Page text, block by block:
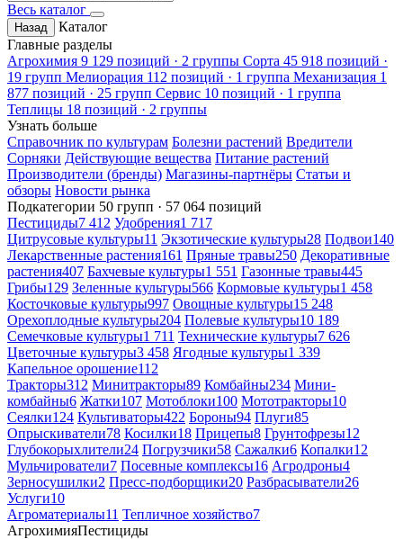
Весь каталог
Назад
Каталог
Главные разделы
Агрохимия 9 129 позиций · 2 группы Сорта 45 918 позиций ·
19 групп Мелиорация 112 позиций · 1 группа Механизация 1
877 позиций · 25 групп Сервис 10 позиций · 1 группа
Теплицы 18 позиций · 2 группы
Узнать больше
Справочник по культурам Болезни растений Вредители
Сорняки Действующие вещества Питание растений
Производители (бренды) Магазины-партнёры Статьи и
обзоры Новости рынка
Подкатегории 50 групп · 57 064 позиций
Пестициды7 412 Удобрения1 717
Цитрусовые культуры11 Экзотические культуры28 Подвои140
Лекарственные растения161 Пряные травы250 Декоративные
растения407 Бахчевые культуры1 551 Газонные травы445
Грибы129 Зеленные культуры566 Кормовые культуры1 458
Косточковые культуры997 Овощные культуры15 248
Орехоплодные культуры204 Полевые культуры10 189
Семечковые культуры1 711 Технические культуры7 626
Цветочные культуры3 458 Ягодные культуры1 339
Капельное орошение112
Тракторы312 Минитракторы89 Комбайны234 Мини-
комбайны6 Жатки107 Мотоблоки100 Мототракторы10
Сеялки124 Культиваторы422 Бороны94 Плуги85
Опрыскиватели78 Косилки18 Прицепы8 Грунтофрезы12
Глубокорыхлители24 Погрузчики58 Сажалки6 Копалки12
Мульчирователи7 Посевные комплексы16 Агродроны4
Зерносушилки2 Пресс-подборщики20 Разбрасыватели26
Услуги10
Агроматериалы11 Тепличное хозяйство7
АгрохимияПестициды